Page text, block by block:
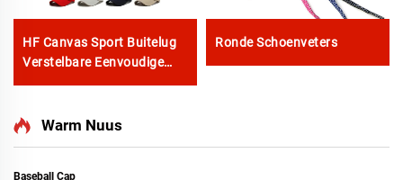
HF Canvas Sport Buitelug
Verstelbare Eenvoudige
Ronde Schoenveters
Warm Nuus
Baseball Cap